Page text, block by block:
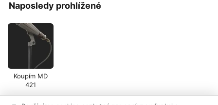
Naposledy prohlížené
Koupím MD
421